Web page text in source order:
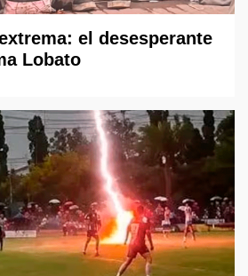
el desesperante
Lobato